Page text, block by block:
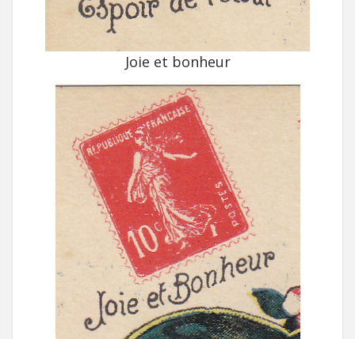
Joie et bonheur